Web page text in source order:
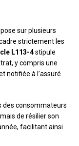
sur plusieurs
strictement les
L113-4stipule
y compris une
notifiée à l’assuré
des consommateurs
de résilier son
facilitant ainsi